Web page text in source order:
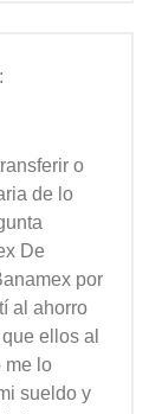
o
de lo
De
por
al ahorro
ellos al
me lo
sueldo y